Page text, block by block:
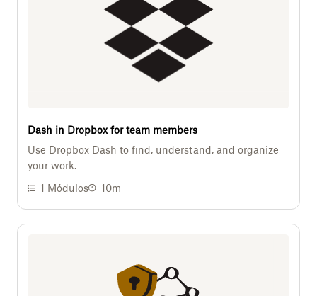
Dash in Dropbox for team members
Use Dropbox Dash to find, understand, and organize
your work.
1 Módulos 10m